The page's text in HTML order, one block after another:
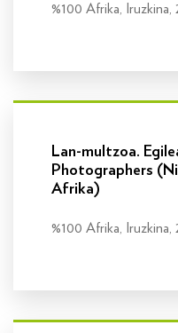
%100 Afrika, Iruzkina,
Lan-multzoa.
Photographers
Afrika)
%100 Afrika, Iruzkina,